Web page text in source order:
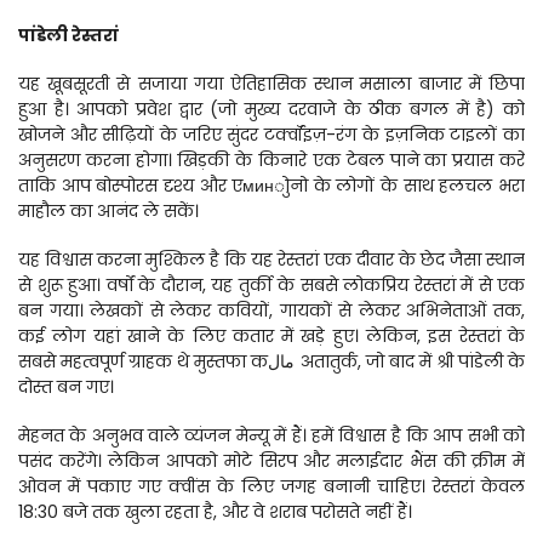
पांडेली रेस्तरां
यह खूबसूरती से सजाया गया ऐतिहासिक स्थान मसाला बाजार में छिपा
हुआ है। आपको प्रवेश द्वार (जो मुख्य दरवाजे के ठीक बगल में है) को
खोजने और सीढ़ियों के जरिए सुंदर टर्क्वॉइज़-रंग के इज़निक टाइलों का
अनुसरण करना होगा। खिड़की के किनारे एक टेबल पाने का प्रयास करें
ताकि आप बोस्पोरस दृश्य और एминोुनो के लोगों के साथ हलचल भरा
माहौल का आनंद ले सकें।
यह विश्वास करना मुश्किल है कि यह रेस्तरां एक दीवार के छेद जैसा स्थान
से शुरू हुआ। वर्षों के दौरान, यह तुर्की के सबसे लोकप्रिय रेस्तरां में से एक
बन गया। लेखकों से लेकर कवियों, गायकों से लेकर अभिनेताओं तक,
कई लोग यहां खाने के लिए कतार में खड़े हुए। लेकिन, इस रेस्तरां के
सबसे महत्वपूर्ण ग्राहक थे मुस्तफा कمال अतातुर्क, जो बाद में श्री पांडेली के
दोस्त बन गए।
मेहनत के अनुभव वाले व्यंजन मेन्यू में हैं। हमें विश्वास है कि आप सभी को
पसंद करेंगे। लेकिन आपको मोटे सिरप और मलाईदार भैंस की क्रीम में
ओवन में पकाए गए क्वींस के लिए जगह बनानी चाहिए। रेस्तरां केवल
18:30 बजे तक खुला रहता है, और वे शराब परोसते नहीं हैं।